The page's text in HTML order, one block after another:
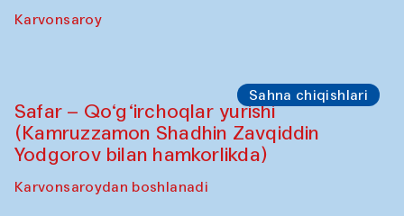
Karvonsaroy
Sahna chiqishlari
Safar – Qo‘g‘irchoqlar yurishi
(Kamruzzamon Shadhin Zavqiddin
Yodgorov bilan hamkorlikda)
Karvonsaroydan boshlanadi